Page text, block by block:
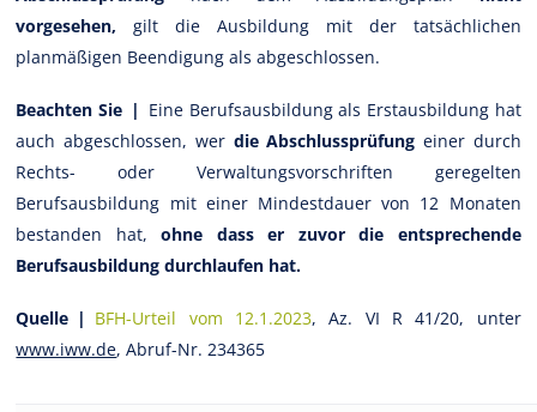
vorgesehen,gilt die Ausbildung mit der tatsächlichen
planmäßigen Beendigung als abgeschlossen.
Beachten Sie | Eine Berufsausbildung als Erstausbildung hat
auch abgeschlossen, wer die Abschlussprüfung einer durch
Rechts- oder Verwaltungsvorschriften geregelten
Berufsausbildung mit einer Mindestdauer von 12 Monaten
bestanden hat,ohne dass er zuvor die entsprechende
Berufsausbildung durchlaufen hat.
Quelle | BFH-Urteil vom 12.1.2023, Az. VI R 41/20, unter
www.iww.de, Abruf-Nr. 234365